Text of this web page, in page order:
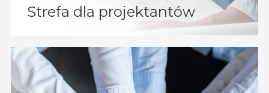
Strefa dla projektantów